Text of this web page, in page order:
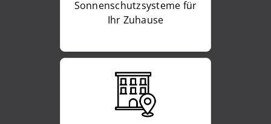
Sonnenschutzsysteme für
Ihr Zuhause